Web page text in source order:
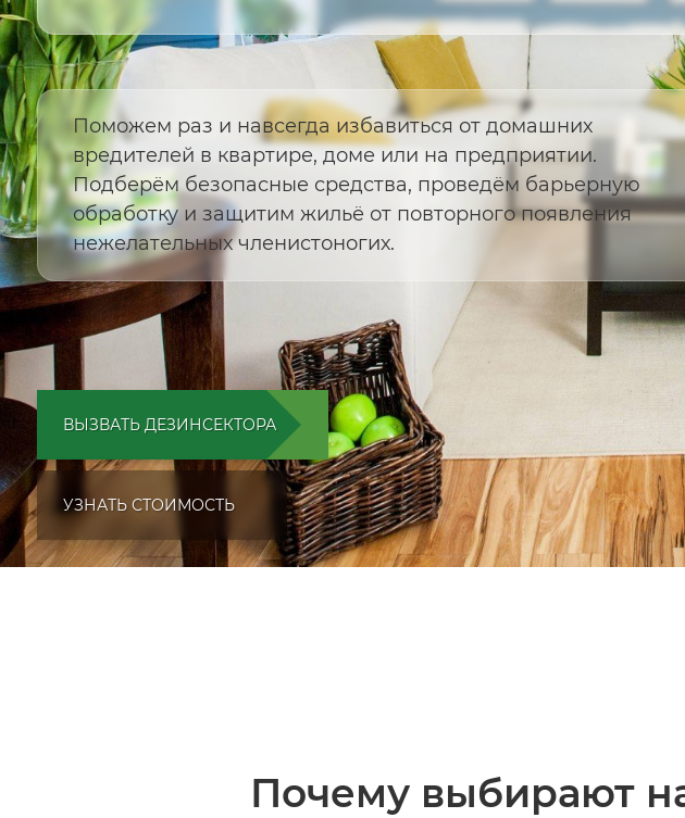
Поможем раз и навсегда избавиться от домашних
вредителей в квартире, доме или на предприятии.
Подберём безопасные средства, проведём барьерную
обработку и защитим жильё от повторного появления
нежелательных членистоногих.
ВЫЗВАТЬ ДЕЗИНСЕКТОРА
УЗНАТЬ СТОИМОСТЬ
Почему выбирают